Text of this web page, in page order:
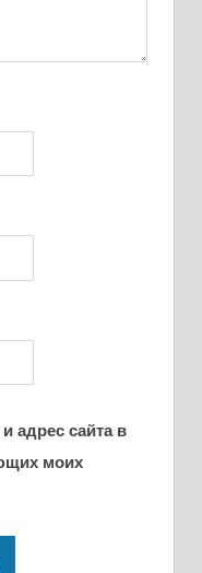
адрес сайта в
моих